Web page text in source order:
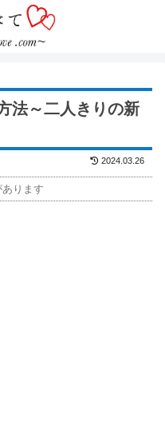
法～二人きりの新
2024.03.26
ります